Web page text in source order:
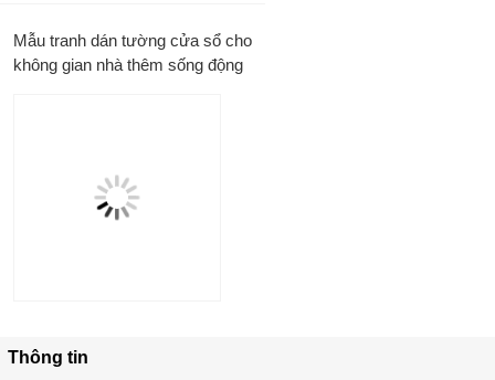
Mẫu tranh dán tường cửa sổ cho
không gian nhà thêm sống động
Thông tin